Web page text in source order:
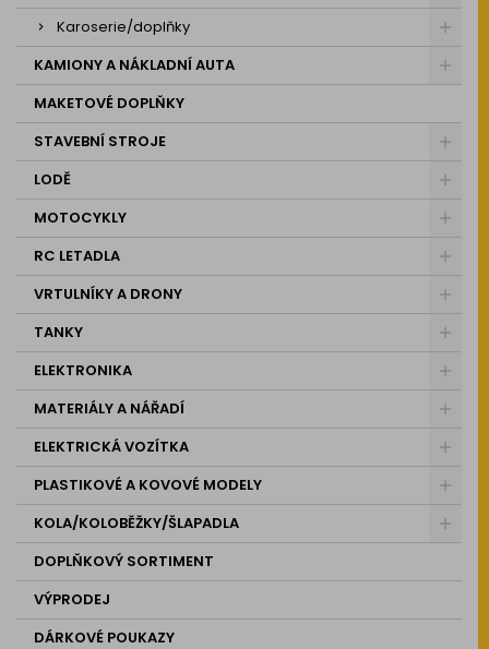
Karoserie/doplňky
KAMIONY A NÁKLADNÍ AUTA
MAKETOVÉ DOPLŇKY
STAVEBNÍ STROJE
LODĚ
MOTOCYKLY
RC LETADLA
VRTULNÍKY A DRONY
TANKY
ELEKTRONIKA
MATERIÁLY A NÁŘADÍ
ELEKTRICKÁ VOZÍTKA
PLASTIKOVÉ A KOVOVÉ MODELY
KOLA/KOLOBĚŽKY/ŠLAPADLA
DOPLŇKOVÝ SORTIMENT
VÝPRODEJ
DÁRKOVÉ POUKAZY